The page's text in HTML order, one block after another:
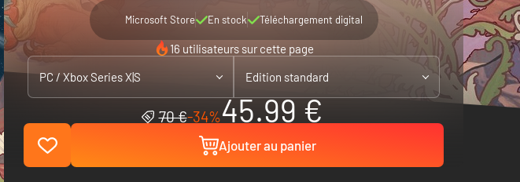
Microsoft Store En stock Téléchargement digital
16 utilisateurs sur cette page
PC / Xbox Series X|S
Edition standard
70 €-34%45.99 €
Ajouter au panier